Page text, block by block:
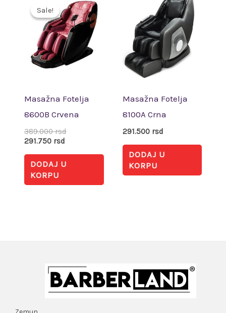
Sale!
Sale!
Masažna Fotelja
8600B Crvena
389.000rsd
cena
je
bila:
389.000 rsd.
291.750 rsd
cena
je:
291.750 rsd.
DODAJ U
KORPU
Masažna Fotelja
8100A Crna
291.500 rsd
DODAJ U
KORPU